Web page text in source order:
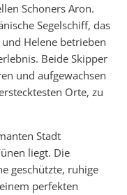
Schoners Aron.
Segelschiff, das
Helene betrieben
Beide Skipper
und aufgewachsen
Orte, zu
Stadt
liegt. Die
geschützte, ruhige
perfekten